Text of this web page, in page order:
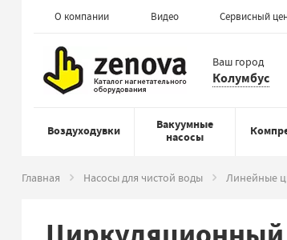
О компании Видео Сервисный
Ваш город
Колумбус
Воздуходувки
Вакуумные
насосы
Главная Насосы для чистой воды Линейные